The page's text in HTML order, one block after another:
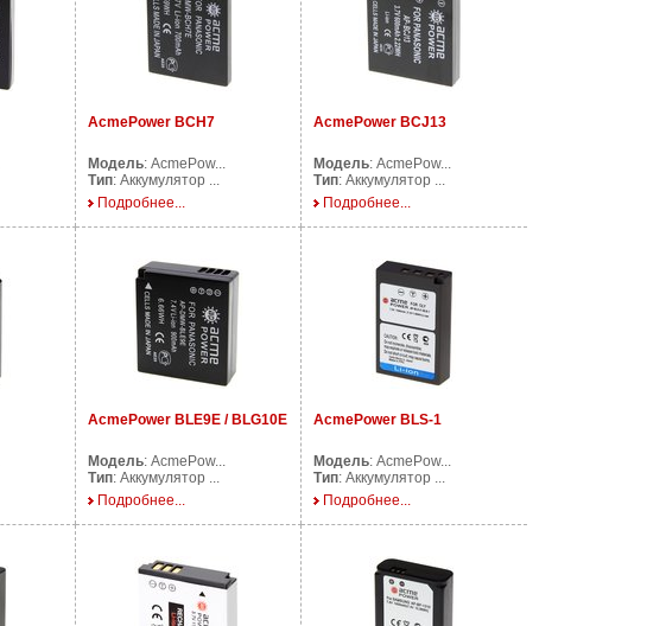
AcmePower BCH7
Модель: AcmePow...
Тип: Аккумулятор ...
Подробнее...
AcmePower BCJ13
Модель: AcmePow...
Тип: Аккумулятор ...
Подробнее...
AcmePower BLE9E / BLG10E
Модель: AcmePow...
Тип: Аккумулятор ...
Подробнее...
AcmePower BLS-1
Модель: AcmePow...
Тип: Аккумулятор ...
Подробнее...